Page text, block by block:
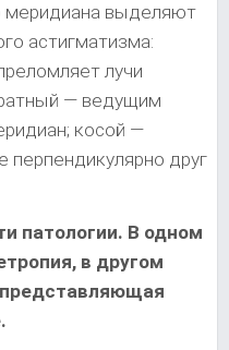
выделяют
астигматизма:
лучи
— ведущим
косой —
перпендикулярно друг
патологии. В одном
в другом